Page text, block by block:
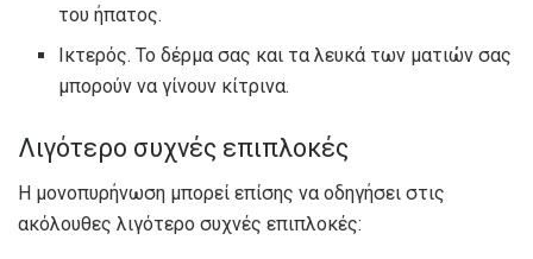
του ήπατος.
Ικτερός. Το δέρμα σας και τα λευκά των ματιών σας
μπορούν να γίνουν κίτρινα.
Λιγότερο συχνές επιπλοκές
Η μονοπυρήνωση μπορεί επίσης να οδηγήσει στις
ακόλουθες λιγότερο συχνές επιπλοκές: